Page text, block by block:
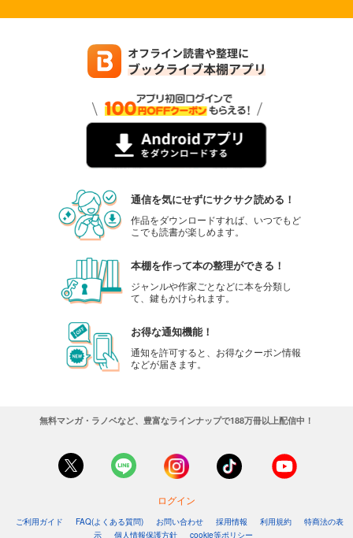
通信を気にせずにサクサク読める！
作品をダウンロードすれば、いつでもど
こでも読書が楽しめます。
本棚を作って本の整理ができる！
ジャンルや作家ごとなどに本を分類し
て、鍵もかけられます。
お得な通知機能！
通知を許可すると、お得なクーポン情報
などが届きます。
無料マンガ・ラノベなど、豊富なラインナップで188万冊以上配信中！
ログイン
ご利用ガイド FAQ(よくある質問) お問い合わせ 採用情報 利用規約
特商法の表
示
個人情報保護方針 cookie等ポリシー